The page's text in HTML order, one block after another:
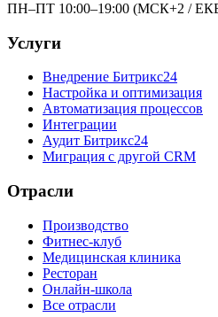
ПН–ПТ 10:00–19:00 (МСК+2 /
Услуги
Внедрение Битрикс24
Настройка и оптимизация
Автоматизация процессов
Интеграции
Аудит Битрикс24
Миграция с другой CRM
Отрасли
Производство
Фитнес-клуб
Медицинская клиника
Ресторан
Онлайн-школа
Все отрасли